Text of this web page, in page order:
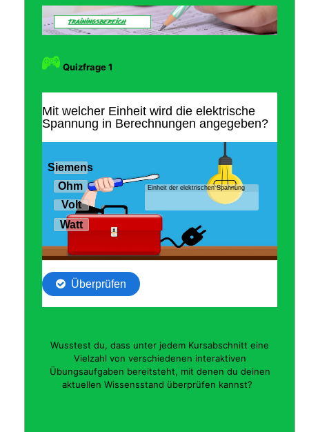
Quizfrage 1
Wusstest du, dass unter jedem Kursabschnitt eine
Vielzahl von verschiedenen interaktiven
Übungsaufgaben bereitsteht, mit denen du deinen
aktuellen Wissensstand überprüfen kannst?